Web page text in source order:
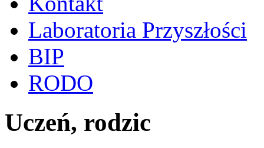
Laboratoria Przyszłości
BIP
RODO
Uczeń, rodzic